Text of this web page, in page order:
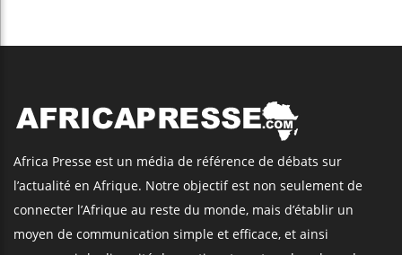
Africa Presse est un média de référence de débats sur
l’actualité en Afrique. Notre objectif est non seulement de
connecter l’Afrique au reste du monde, mais d’établir un
moyen de communication simple et efficace, et ainsi